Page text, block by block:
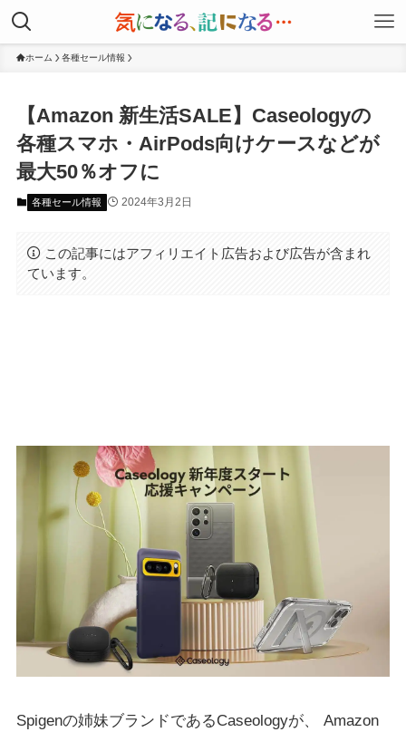
ホーム 各種セール情報
【Amazon 新生活SALE】Caseologyの
各種スマホ・AirPods向けケースなどが
最大50％オフに
各種セール情報 2024年3月2日
この記事にはアフィリエイト広告および広告が含まれ
ています。
Spigenの姉妹ブランドであるCaseologyが、 Amazon